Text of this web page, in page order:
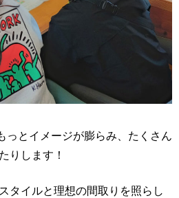
っとイメージが膨らみ、たくさん
りします！
タイルと理想の間取りを照らし